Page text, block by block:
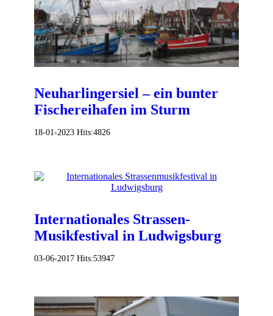
Neuharlingersiel – ein bunter
Fischereihafen im Sturm
18-01-2023 Hits:4826
Internationales Strassen-
Musikfestival in Ludwigsburg
03-06-2017 Hits:53947